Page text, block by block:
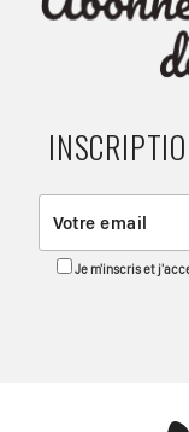
Je m'inscris et